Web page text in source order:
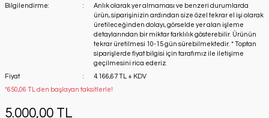
Bilgilendirme:
Anlık olarak yer almaması ve benzeri durumlarda
ürün, siparişinizin ardından size özel tekrar el işi olarak
üretileceğinden dolayı, görselde yer alan işleme
detaylarından bir miktar farklılık gösterebilir. Ürünün
tekrar üretilmesi 10-15 gün sürebilmektedir. * Toptan
siparişlerde fiyat bilgisi için tarafımız ile iletişime
geçilmesini rica ederiz.
Fiyat
4.166,67 TL + KDV
*650,06 TL den başlayan taksitlerle!
5.000,00 TL